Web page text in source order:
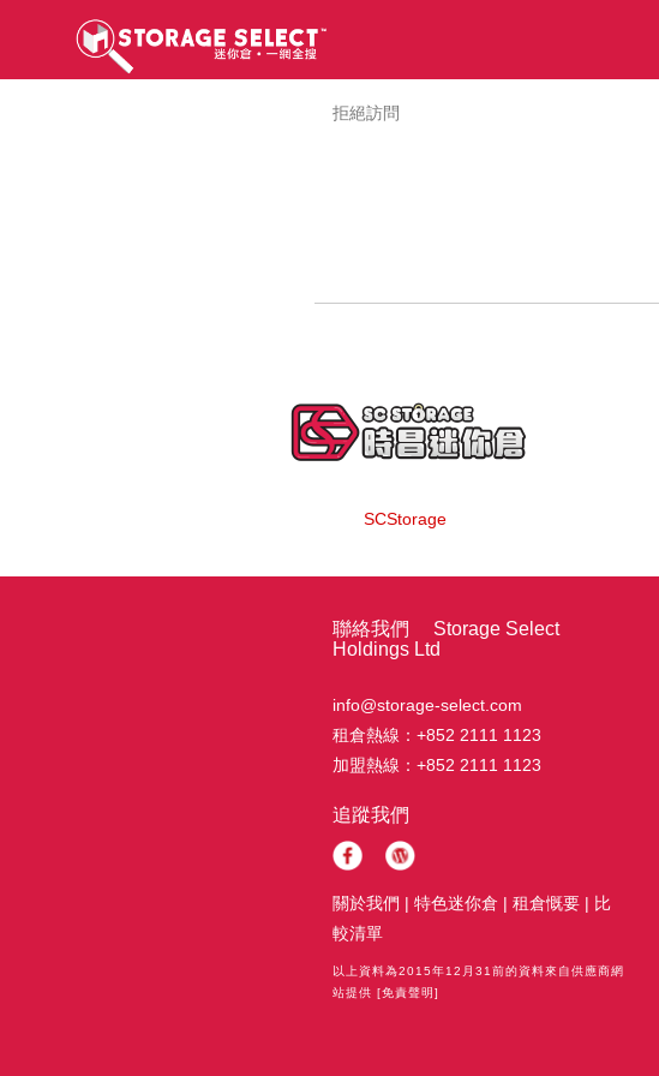
拒絕訪問
SCStorage
聯絡我們 Storage Select
Holdings Ltd
info@storage-select.com
租倉熱線： +852 2111 1123
加盟熱線： +852 2111 1123
追蹤我們
關於我們 | 特色迷你倉 | 租倉慨要 | 比
較清單
以上資料為2015年12月31前的資料來自供應商網
站提供 [免責聲明]